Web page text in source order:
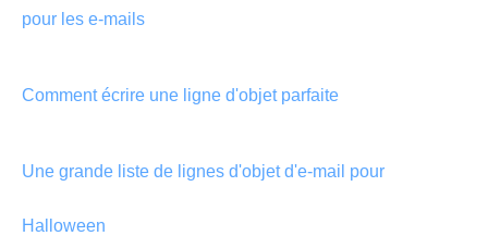
pour les e-mails
Comment écrire une ligne d'objet parfaite
Une grande liste de lignes d'objet d'e-mail pour
Halloween